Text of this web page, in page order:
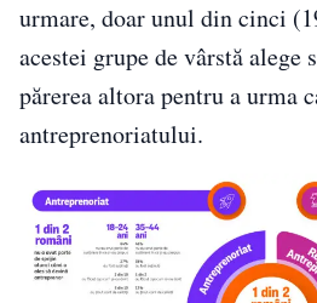
urmare, doar unul din cinci
acestei grupe de vârstă alege
părerea altora pentru a urma
antreprenoriatului.